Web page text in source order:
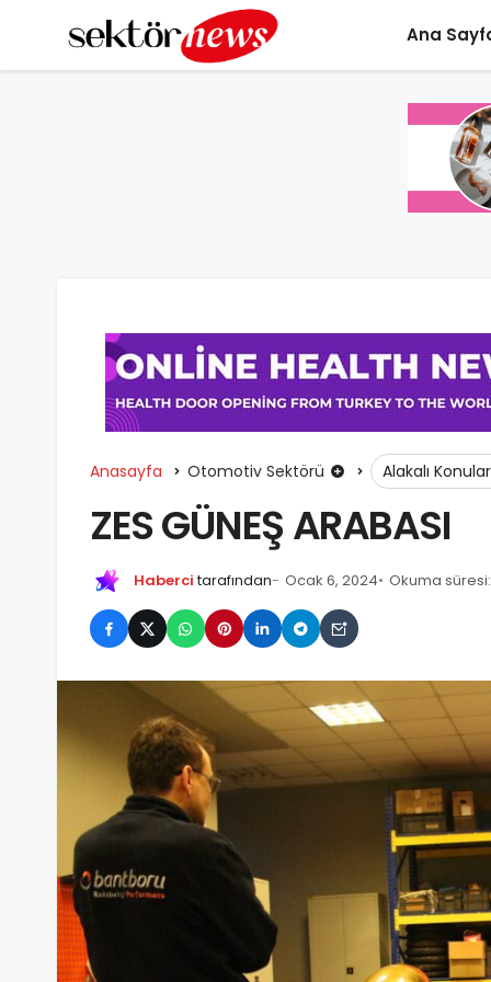
Ana
Anasayfa Otomotiv Sektörü Alakalı
ZES GÜNEŞ ARABASI
Haberci tarafından Ocak 6, 2024 Okuma